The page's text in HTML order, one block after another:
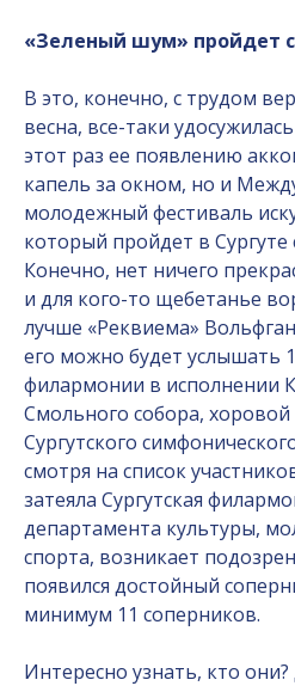
«Зеленый шум» пройдет с
В это, конечно, с трудом
весна, все-таки
этот раз ее появлению
капель за окном, но и
молодежный фестиваль
который пройдет в Сургуте
Конечно, нет ничего
и для кого-то щебетанье
лучше «Реквиема»
его можно будет услышать
филармонии в исполнении
Смольного собора,
Сургутского
смотря на список
затеяла Сургутская
департамента культуры,
спорта, возникает
появился достойный
минимум 11 соперников.
Интересно узнать, кто